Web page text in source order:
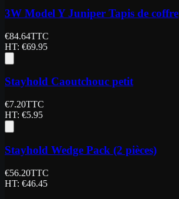
3W Model Y Juniper Tapis de coffre
€84.64TTC
HT: €69.95
Stayhold Caoutchouc petit
€7.20TTC
HT: €5.95
Stayhold Wedge Pack (2 pièces)
€56.20TTC
HT: €46.45